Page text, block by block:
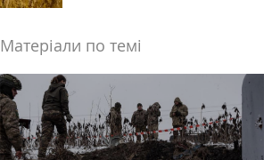
Матеріали по темі